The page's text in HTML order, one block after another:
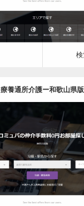
検
療養通所介護ー和歌山県版
更新日：2023.03.09
検索サイト